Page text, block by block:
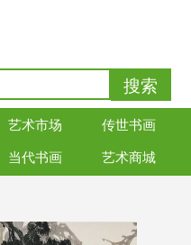
艺术市场 传世书画
当代书画 艺术商城